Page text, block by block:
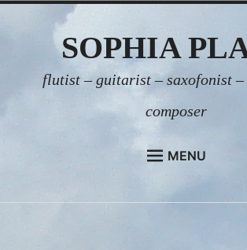
content
SOPHIA
flutist – guitarist – saxofonist
composer
MENU